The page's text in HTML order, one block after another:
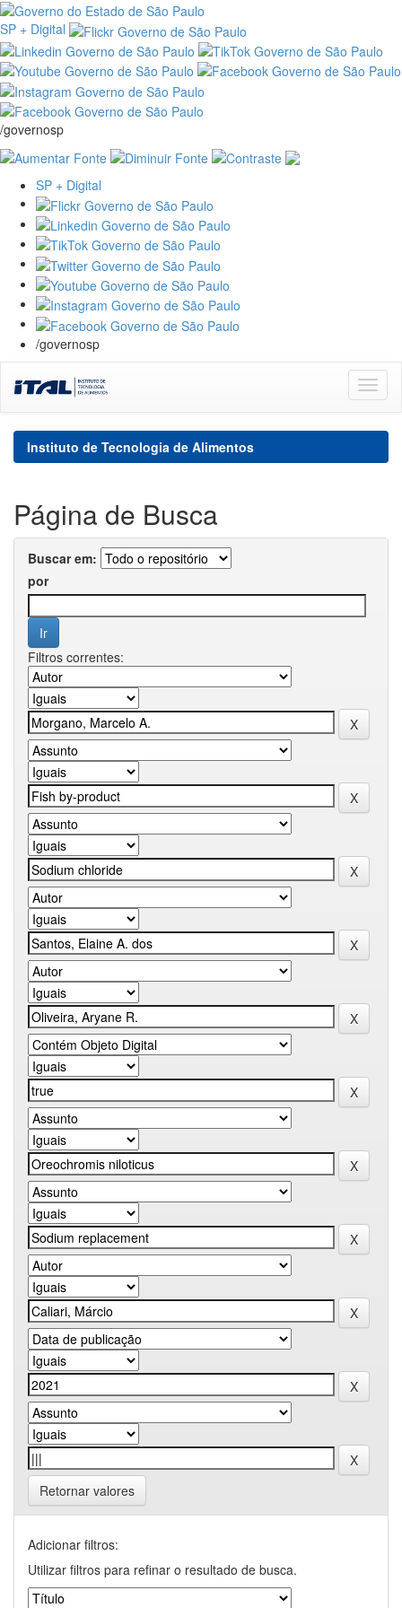
SP + Digital
/governosp
SP + Digital
/governosp
navigation
Instituto de Tecnologia de Alimentos
Página de Busca
Buscar em:
por
Filtros correntes:
Retornar valores
Adicionar filtros:
Utilizar filtros para refinar o resultado de busca.